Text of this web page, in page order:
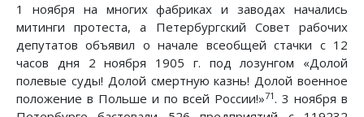
1 ноября на многих фабриках и заводах начались
митинги протеста, а Петербургский Совет рабочих
депутатов объявил о начале всеобщей стачки с 12
часов дня 2 ноября 1905 г. под лозунгом «Долой
полевые суды! Долой смертную казнь! Долой военное
положение в Польше и по всей России!»71. 3 ноября в